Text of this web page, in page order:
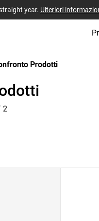
year. Ulteriori
Prodotti
2